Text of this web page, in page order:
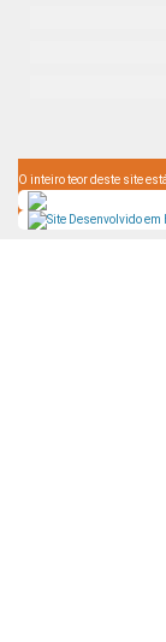
O inteiro teor deste site